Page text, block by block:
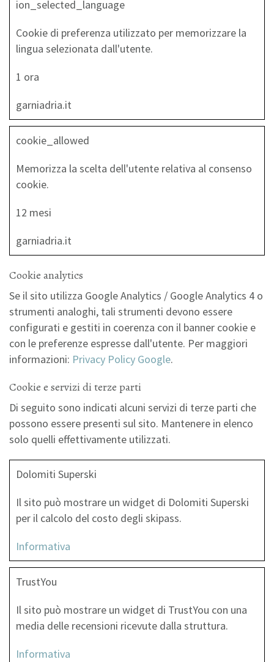
ion_selected_language
Cookie di preferenza utilizzato per memorizzare la
lingua selezionata dall'utente.
1 ora
garniadria.it
cookie_allowed
Memorizza la scelta dell'utente relativa al consenso
cookie.
12 mesi
garniadria.it
Cookie analytics
Se il sito utilizza Google Analytics / Google Analytics 4 o
strumenti analoghi, tali strumenti devono essere
configurati e gestiti in coerenza con il banner cookie e
con le preferenze espresse dall'utente. Per maggiori
informazioni: Privacy Policy Google.
Cookie e servizi di terze parti
Di seguito sono indicati alcuni servizi di terze parti che
possono essere presenti sul sito. Mantenere in elenco
solo quelli effettivamente utilizzati.
D‌olomiti Superski
I‌l sito può mostrare un widget di Dolomiti Superski
per il calcolo del costo degli skipass.
Informativa
T‌rustYou
I‌l sito può mostrare un widget di TrustYou con una
media delle recensioni ricevute dalla struttura.
Informativa